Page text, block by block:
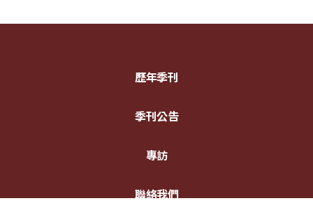
歷年季刊
季刊公告
專訪
聯絡我們